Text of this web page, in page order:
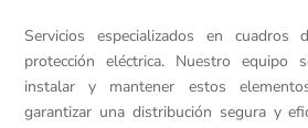
Servicios especializados en
protección eléctrica. Nuestro equipo
instalar y mantener estos
garantizar una distribución segura y